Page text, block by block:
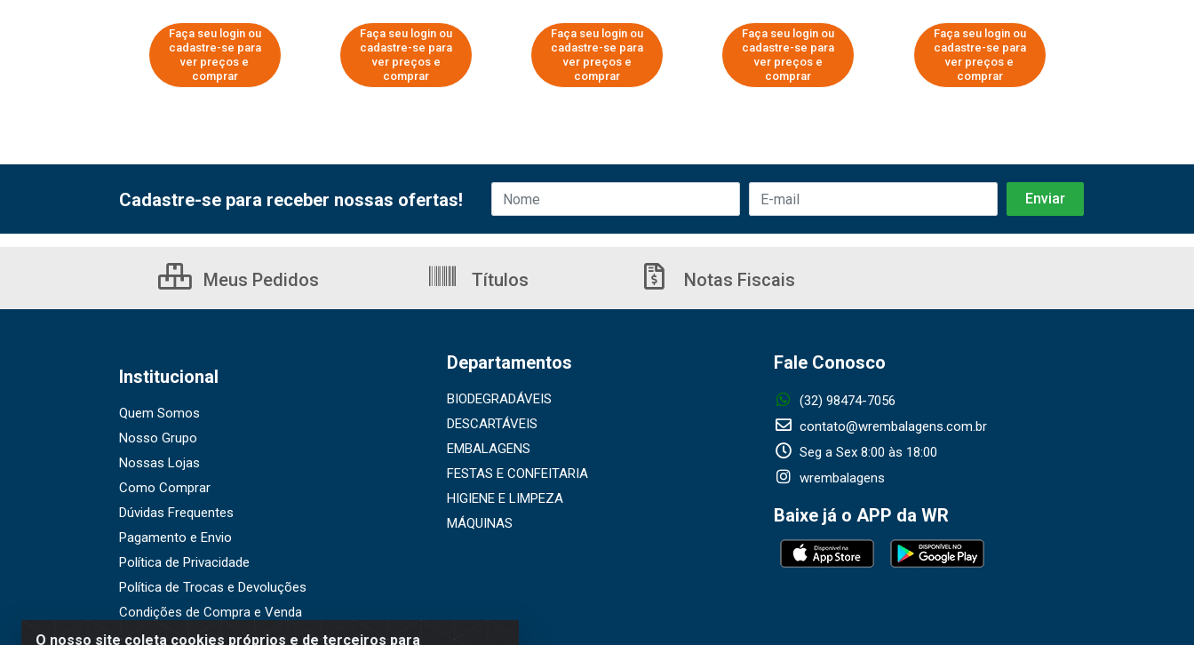
Faça seu login ou
cadastre-se para
ver preços e
comprar
Faça seu login ou
cadastre-se para
ver preços e
comprar
Faça seu login ou
cadastre-se para
ver preços e
comprar
Faça seu login ou
cadastre-se para
ver preços e
comprar
Faça seu login ou
cadastre-se para
ver preços e
comprar
O nosso site coleta cookies próprios e de terceiros para
Cadastre-se para receber nossas ofertas!
Meus Pedidos Títulos Notas Fiscais
Institucional
Quem Somos
Nosso Grupo
Nossas Lojas
Como Comprar
Dúvidas Frequentes
Pagamento e Envio
Política de Privacidade
Política de Trocas e Devoluções
Condições de Compra e Venda
Departamentos
BIODEGRADÁVEIS
DESCARTÁVEIS
EMBALAGENS
FESTAS E CONFEITARIA
HIGIENE E LIMPEZA
MÁQUINAS
Fale Conosco
(32) 98474-7056
contato@wrembalagens.com.br
Seg a Sex 8:00 às 18:00
wrembalagens
Baixe já o APP da WR